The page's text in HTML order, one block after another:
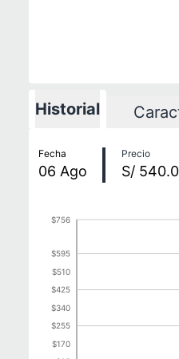
Historial
Fecha
06 Ago
Precio
S/
$170
$255
$340
$425
$510
$595
$756